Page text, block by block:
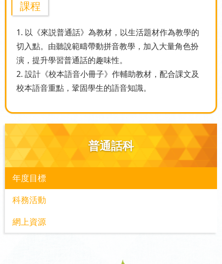
課程
1. 以《來説普通話》為教材，以生活題材作為教學的
切入點。由聽說範疇帶動拼音教學，加入大量角色扮
演，提升學習普通話的趣味性。
2. 設計《校本語音小冊子》作輔助教材，配合課文及
校本語音重點，鞏固學生的語音知識。
普通話科
年度目標
科務活動
網上資源